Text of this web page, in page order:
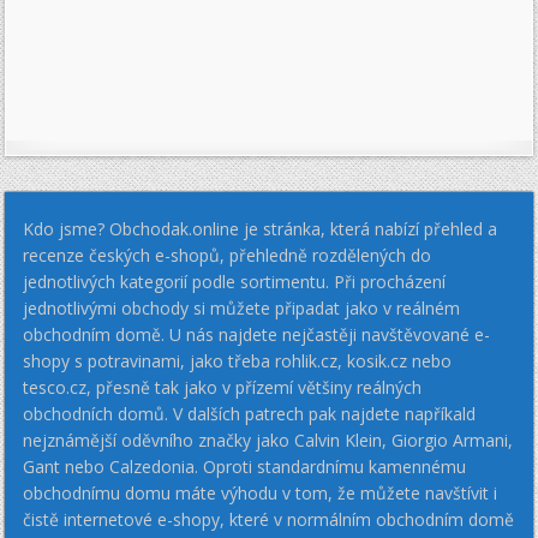
Kdo jsme? Obchodak.online je stránka, která nabízí přehled a
recenze českých e-shopů, přehledně rozdělených do
jednotlivých kategorií podle sortimentu. Při procházení
jednotlivými obchody si můžete připadat jako v reálném
obchodním domě. U nás najdete nejčastěji navštěvované e-
shopy s potravinami, jako třeba rohlik.cz, kosik.cz nebo
tesco.cz, přesně tak jako v přízemí většiny reálných
obchodních domů. V dalších patrech pak najdete napříkald
nejznámější oděvního značky jako Calvin Klein, Giorgio Armani,
Gant nebo Calzedonia. Oproti standardnímu kamennému
obchodnímu domu máte výhodu v tom, že můžete navštívit i
čistě internetové e-shopy, které v normálním obchodním domě